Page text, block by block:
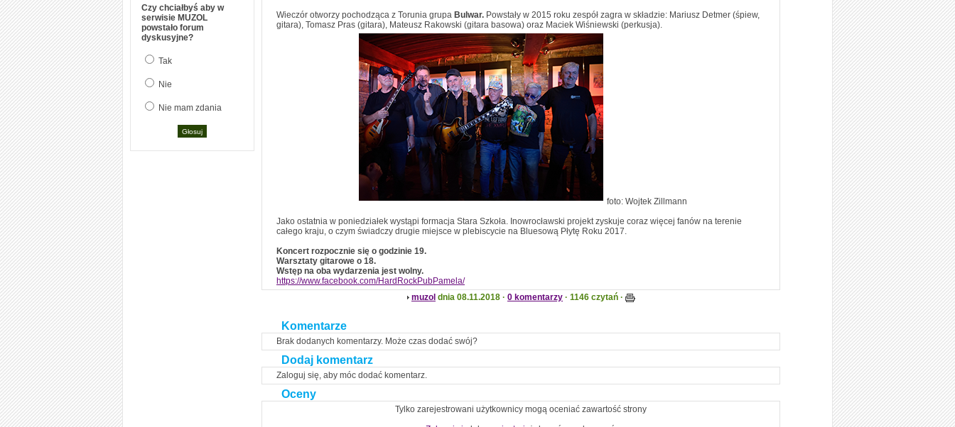
Czy chciałbyś aby w
serwisie MUZOL
powstało forum
dyskusyjne?
Tak
Nie
Nie mam zdania
Wieczór otworzy pochodząca z Torunia grupa Bulwar. Powstały w 2015 roku zespół zagra w składzie: Mariusz Detmer (śpiew,
gitara), Tomasz Pras (gitara), Mateusz Rakowski (gitara basowa) oraz Maciek Wiśniewski (perkusja).
foto: Wojtek Zillmann
Jako ostatnia w poniedziałek wystąpi formacja Stara Szkoła. Inowrocławski projekt zyskuje coraz więcej fanów na terenie
całego kraju, o czym świadczy drugie miejsce w plebiscycie na Bluesową Płytę Roku 2017.
Koncert rozpocznie się o godzinie 19.
Warsztaty gitarowe o 18.
Wstęp na oba wydarzenia jest wolny.
https://www.facebook.com/HardRockPubPamela/
muzol dnia 08.11.2018 · 0 komentarzy · 1146 czytań ·
Komentarze
Brak dodanych komentarzy. Może czas dodać swój?
Dodaj komentarz
Zaloguj się, aby móc dodać komentarz.
Oceny
Tylko zarejestrowani użytkownicy mogą oceniać zawartość strony